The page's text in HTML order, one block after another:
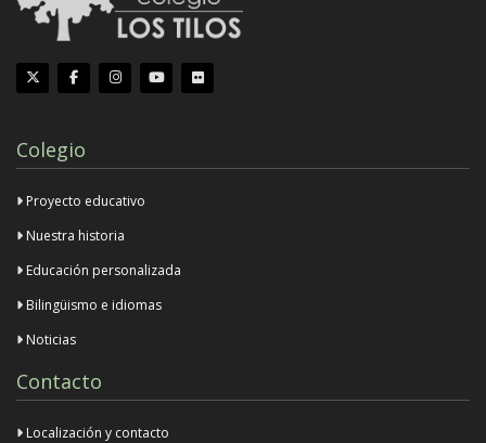
Colegio
Proyecto educativo
Nuestra historia
Educación personalizada
Bilingüismo e idiomas
Noticias
Contacto
Localización y contacto